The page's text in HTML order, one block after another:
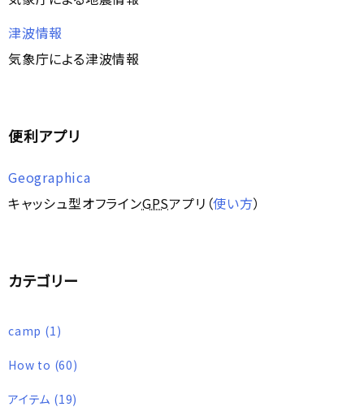
津波情報
気象庁による津波情報
便利アプリ
Geographica
キャッシュ型オフラインGPSアプリ（使い方）
カテゴリー
camp (1)
How to (60)
アイテム (19)